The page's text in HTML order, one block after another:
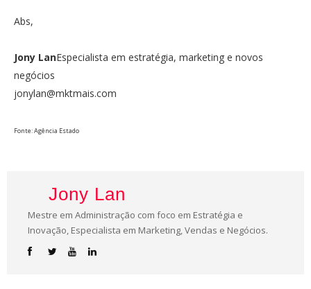
Abs,
Jony LanEspecialista em estratégia, marketing e novos
negócios
jonylan@mktmais.com
Fonte: Agência Estado
Jony Lan
Mestre em Administração com foco em Estratégia e
Inovação, Especialista em Marketing, Vendas e Negócios.